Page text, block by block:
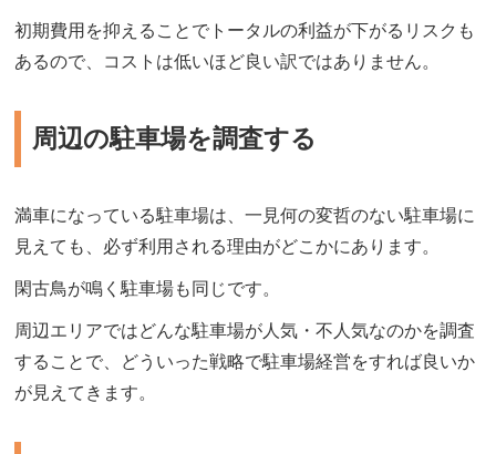
初期費用を抑えることでトータルの利益が下がるリスクも
あるので、コストは低いほど良い訳ではありません。
周辺の駐車場を調査する
満車になっている駐車場は、一見何の変哲のない駐車場に
見えても、必ず利用される理由がどこかにあります。
閑古鳥が鳴く駐車場も同じです。
周辺エリアではどんな駐車場が人気・不人気なのかを調査
することで、どういった戦略で駐車場経営をすれば良いか
が見えてきます。